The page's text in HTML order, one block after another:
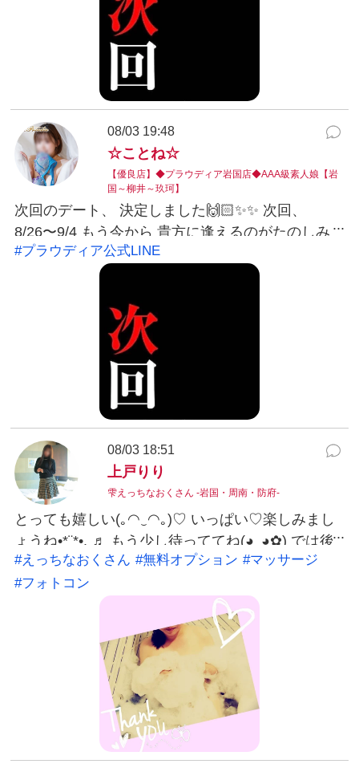
合わせ ୨୧ 気になったらお気軽にご連絡ください♡
📞 080-6330-9996 お店公式LINEはこちら LINEで
お友だち追加 LINE ID：@038ukvzr あなたからの
ご連絡、お待ちしています…♡
08/03 19:48
☆ことね☆
【優良店】◆プラウディア岩国店◆AAA級素人娘【岩
国～柳井～玖珂】
次回のデート、 決定しました🙌🏻✨✨ 次回、
8/26〜9/4 もう今から 貴方に逢えるのがたのしみ
です💗 🫧琴音🫧 LINEID:kotone@yamaguchi-
proudia #プラウディア公式LINE：@038ukvzr
から発信する事はありません。 ୨୧ ご予約・お問い
合わせ ୨୧ 気になったらお気軽にご連絡ください♡
📞 080-6330-9996 お店公式LINEはこちら LINEで
お友だち追加 LINE ID：@038ukvzr あなたからの
ご連絡、お待ちしています…♡
#プラウディア公式LINE
08/03 18:51
上戸りり
雫えっちなおくさん -岩国・周南・防府-
とっても嬉しい(｡◠‿◠｡)♡ いっぱい♡楽しみまし
ょうね•*¨*•.¸♬︎ もう少し待っててね(◕‿◕✿ฺ) では後
ほど... #えっちなおくさん #無料オプション #マッ
サージ #フォトコン
#えっちなおくさん #無料オプション #マッサージ
#フォトコン